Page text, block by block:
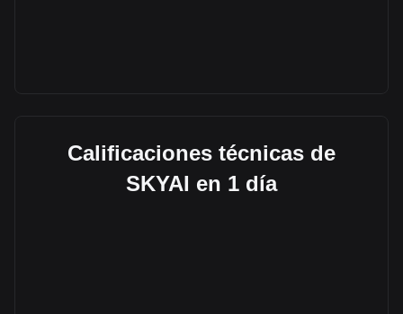
Calificaciones técnicas de
SKYAI en 1 día